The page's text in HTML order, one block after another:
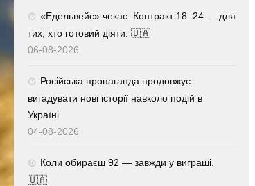
«Едельвейс» чекає. Контракт 18–24 — для
тих, хто готовий діяти. 🇺🇦
06-08-2026
Російська пропаганда продовжує
вигадувати нові історії навколо подій в
Україні
04-08-2026
Коли обираєш 92 — завжди у виграші.
🇺🇦